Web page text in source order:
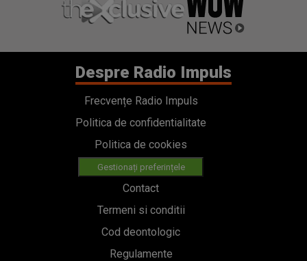
Despre Radio Impuls
Frecvențe Radio Impuls
Politica de confidentialitate
Politica de cookies
Gestionați preferințele
Contact
Termeni si conditii
Cod deontologic
Regulamente